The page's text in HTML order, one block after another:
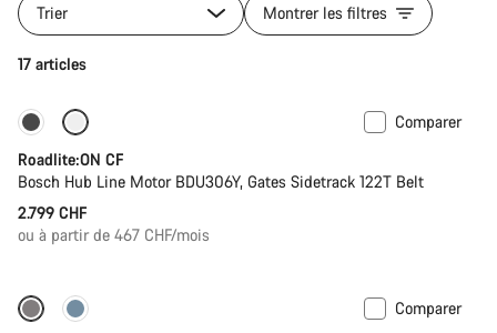
Trier Montrer les filtres
17 articles
La légèreté du carbone
Comparer
Roadlite:ON CF
Bosch Hub Line Motor BDU306Y, Gates Sidetrack 122T Belt
2.799 CHF
ou à partir de 467 CHF/mois
Disponible uniquement en L | XL
Comparer